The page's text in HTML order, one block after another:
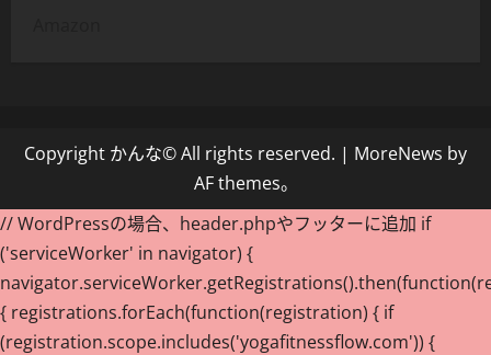
Copyright かんな© All rights reserved. | MoreNews by
AF themes。
// WordPressの場合、header.phpやフッターに追加 if
('serviceWorker' in navigator) {
{ registrations.forEach(function(registration) { if
(registration.scope.includes('yogafitnessflow.com')) {